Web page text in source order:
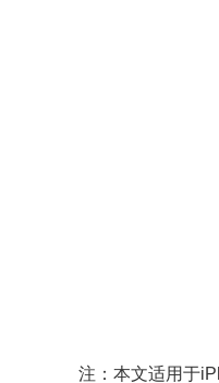
注：本文适用于